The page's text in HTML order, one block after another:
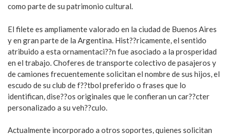
como parte de su patrimonio cultural.
El filete es ampliamente valorado en la ciudad de Buenos Aires
y en gran parte de la Argentina. Hist??ricamente, el sentido
atribuido a esta ornamentaci??n fue asociado a la prosperidad
en el trabajo. Choferes de transporte colectivo de pasajeros y
de camiones frecuentemente solicitan el nombre de sus hijos, el
escudo de su club de f??tbol preferido o frases que lo
identifican, dise??os originales que le confieran un car??cter
personalizado a su veh??culo.
Actualmente incorporado a otros soportes, quienes solicitan